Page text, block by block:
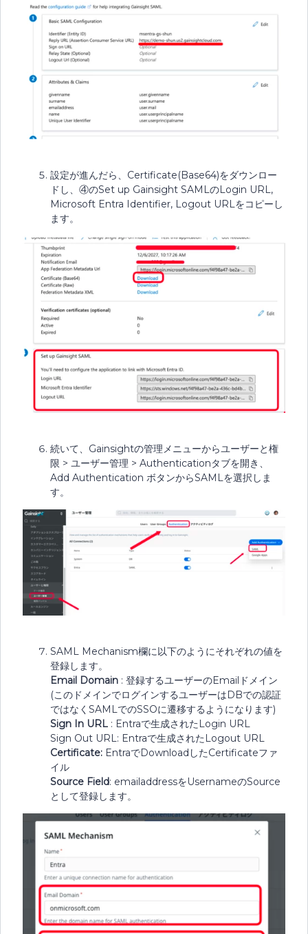
設定が進んだら、Certificate(Base64)をダウンロー
ドし、④のSet up Gainsight SAMLのLogin URL,
Microsoft Entra Identifier, Logout URLをコピーし
ます。
続いて、Gainsightの管理メニューからユーザーと権
限 > ユーザー管理 > Authenticationタブを開き、
Add Authentication ボタンからSAMLを選択しま
す。
SAML Mechanism欄に以下のようにそれぞれの値を
登録します。
Email Domain : 登録するユーザーのEmailドメイン
(このドメインでログインするユーザーはDBでの認証
ではなくSAMLでのSSOに遷移するようになります)
Sign In URL : Entraで生成されたLogin URL
Sign Out URL: Entraで生成されたLogout URL
Certificate: EntraでDownloadしたCertificateファ
イル
Source Field: emailaddressをUsernameのSource
として登録します。